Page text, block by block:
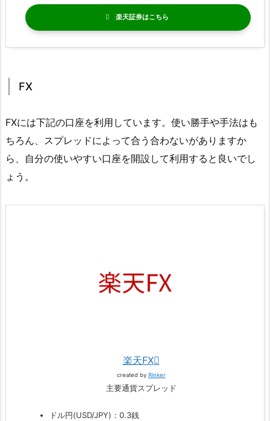
楽天証券
FX
FXには下記の口座を利用しています。使い勝手や手法はも
ちろん、スプレッドによって合う合わないがありますか
ら、自分の使いやすい口座を開設して利用すると良いでし
ょう。
楽天FX
created by Rinker
主要通貨スプレッド
ドル円(USD/JPY)：0.3銭